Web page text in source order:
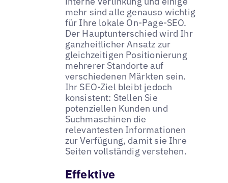
mehr sind alle genauso wichtig
für Ihre lokale On-Page-SEO.
Der Hauptunterschied wird Ihr
ganzheitlicher Ansatz zur
gleichzeitigen Positionierung
mehrerer Standorte auf
verschiedenen Märkten sein.
Ihr SEO-Ziel bleibt jedoch
konsistent: Stellen Sie
potenziellen Kunden und
Suchmaschinen die
relevantesten Informationen
zur Verfügung, damit sie Ihre
Seiten vollständig verstehen.
Effektive